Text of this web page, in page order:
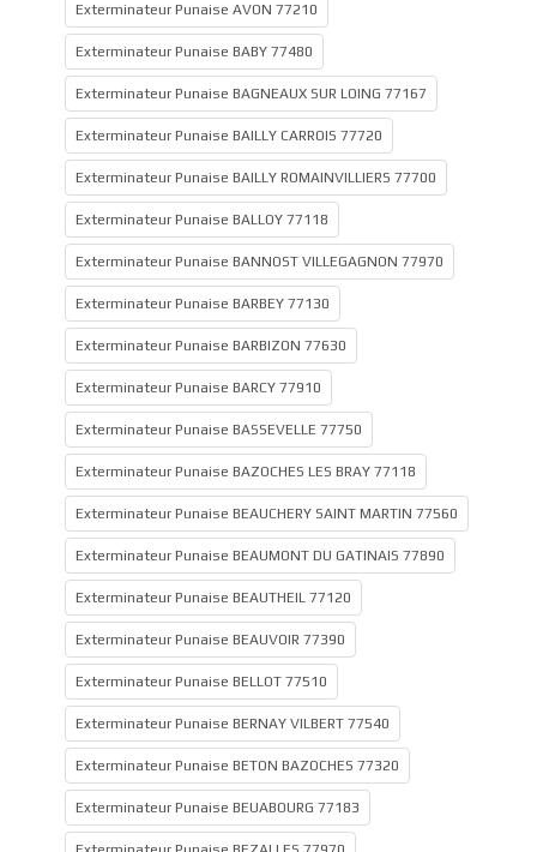
Exterminateur Punaise AVON 77210
Exterminateur Punaise BABY 77480
Exterminateur Punaise BAGNEAUX SUR LOING 77167
Exterminateur Punaise BAILLY CARROIS 77720
Exterminateur Punaise BAILLY ROMAINVILLIERS 77700
Exterminateur Punaise BALLOY 77118
Exterminateur Punaise BANNOST VILLEGAGNON 77970
Exterminateur Punaise BARBEY 77130
Exterminateur Punaise BARBIZON 77630
Exterminateur Punaise BARCY 77910
Exterminateur Punaise BASSEVELLE 77750
Exterminateur Punaise BAZOCHES LES BRAY 77118
Exterminateur Punaise BEAUCHERY SAINT MARTIN 77560
Exterminateur Punaise BEAUMONT DU GATINAIS 77890
Exterminateur Punaise BEAUTHEIL 77120
Exterminateur Punaise BEAUVOIR 77390
Exterminateur Punaise BELLOT 77510
Exterminateur Punaise BERNAY VILBERT 77540
Exterminateur Punaise BETON BAZOCHES 77320
Exterminateur Punaise BEUABOURG 77183